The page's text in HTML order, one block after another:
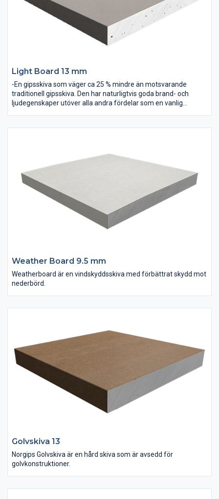
Light Board 13 mm
-En gipsskiva som väger ca 25 % mindre än motsvarande
traditionell gipsskiva. Den har naturligtvis goda brand- och
ljudegenskaper utöver alla andra fördelar som en vanlig
Weather Board 9.5 mm
Weatherboard är en vindskyddsskiva med förbättrat skydd mot
nederbörd.
Golvskiva 13
Norgips Golvskiva är en hård skiva som är avsedd för
golvkonstruktioner.